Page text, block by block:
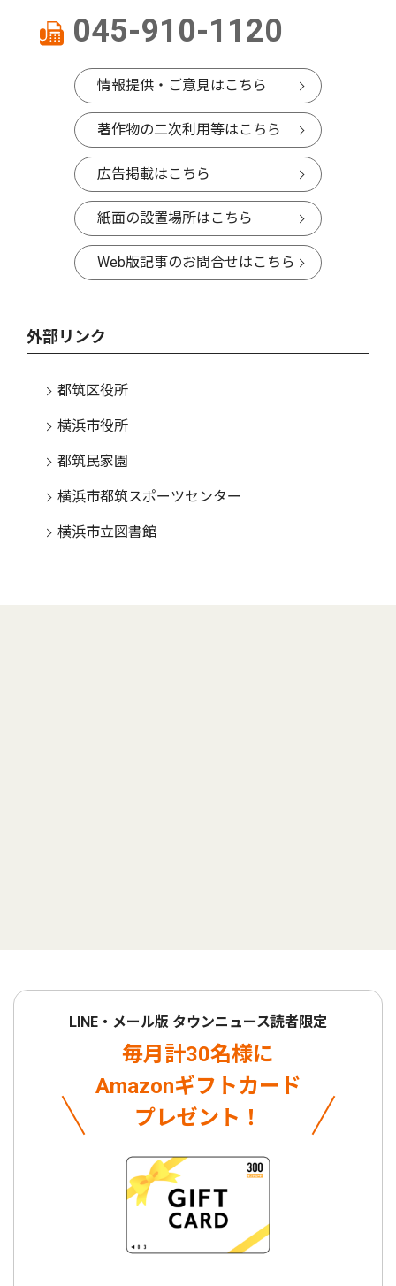
045-910-1120
情報提供・ご意見はこちら
著作物の二次利用等はこちら
広告掲載はこちら
紙面の設置場所はこちら
Web版記事のお問合せはこちら
外部リンク
都筑区役所
横浜市役所
都筑民家園
横浜市都筑スポーツセンター
横浜市立図書館
LINE・メール版 タウンニュース読者限定
毎月計30名様に
Amazonギフトカード
プレゼント！